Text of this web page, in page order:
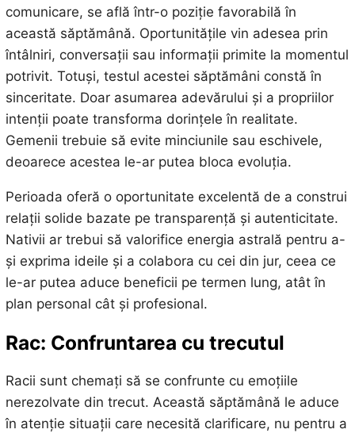
comunicare, se află într-o poziție favorabilă în
această săptămână. Oportunitățile vin adesea prin
întâlniri, conversații sau informații primite la momentul
potrivit. Totuși, testul acestei săptămâni constă în
sinceritate. Doar asumarea adevărului și a propriilor
intenții poate transforma dorințele în realitate.
Gemenii trebuie să evite minciunile sau eschivele,
deoarece acestea le-ar putea bloca evoluția.
Perioada oferă o oportunitate excelentă de a construi
relații solide bazate pe transparență și autenticitate.
Nativii ar trebui să valorifice energia astrală pentru a-
și exprima ideile și a colabora cu cei din jur, ceea ce
le-ar putea aduce beneficii pe termen lung, atât în
plan personal cât și profesional.
Rac: Confruntarea cu trecutul
Racii sunt chemați să se confrunte cu emoțiile
nerezolvate din trecut. Această săptămână le aduce
în atenție situații care necesită clarificare, nu pentru a